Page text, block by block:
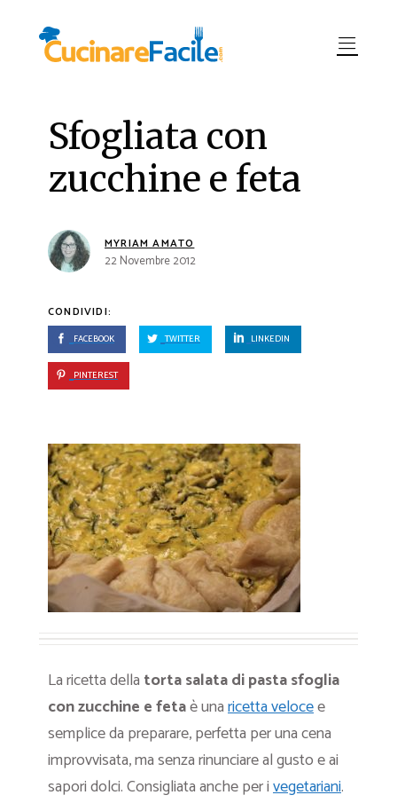
Sfogliata con
zucchine e feta
MYRIAM AMATO
22 Novembre 2012
CONDIVIDI:
FACEBOOK TWITTER LINKEDIN
PINTEREST
La ricetta della torta salata di pasta sfoglia
con zucchine e fetaè unaricetta velocee
semplice da preparare, perfetta per una cena
improvvisata, ma senza rinunciare al gusto e ai
sapori dolci. Consigliata anche per ivegetariani.